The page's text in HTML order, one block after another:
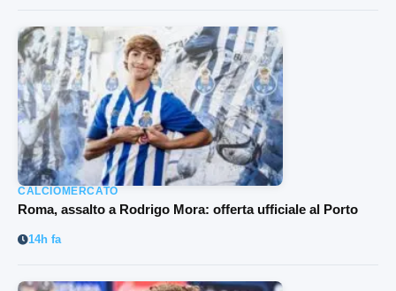
CALCIOMERCATO
Roma, assalto a Rodrigo Mora: offerta ufficiale al Porto
14h fa